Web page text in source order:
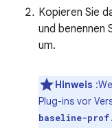
Kopieren Sie
und benennen
um.
Hinweis
Plug-ins vor
baseline-